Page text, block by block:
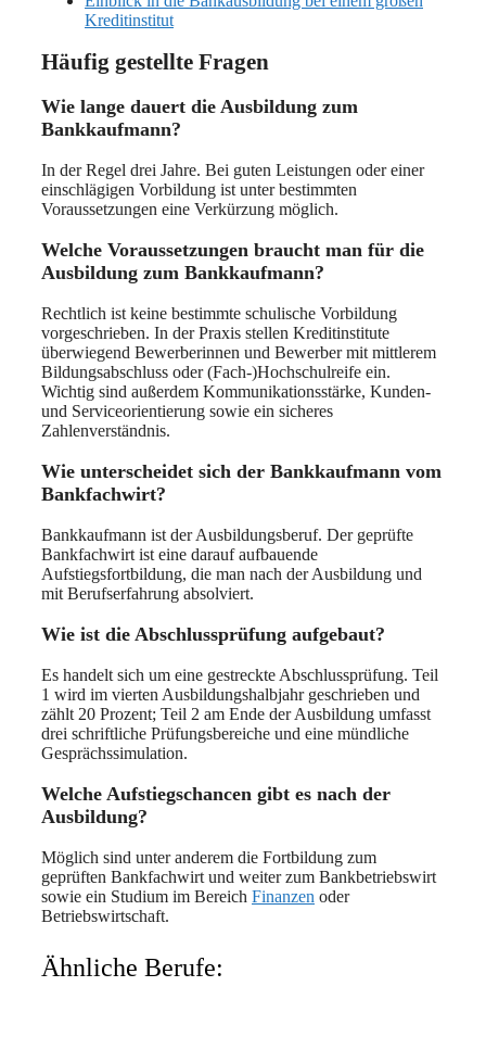
Kreditinstitut
Häufig gestellte Fragen
Wie lange dauert die Ausbildung zum
Bankkaufmann?
In der Regel drei Jahre. Bei guten Leistungen oder einer
einschlägigen Vorbildung ist unter bestimmten
Voraussetzungen eine Verkürzung möglich.
Welche Voraussetzungen braucht man für die
Ausbildung zum Bankkaufmann?
Rechtlich ist keine bestimmte schulische Vorbildung
vorgeschrieben. In der Praxis stellen Kreditinstitute
überwiegend Bewerberinnen und Bewerber mit mittlerem
Bildungsabschluss oder (Fach-)Hochschulreife ein.
Wichtig sind außerdem Kommunikationsstärke, Kunden-
und Serviceorientierung sowie ein sicheres
Zahlenverständnis.
Wie unterscheidet sich der Bankkaufmann vom
Bankfachwirt?
Bankkaufmann ist der Ausbildungsberuf. Der geprüfte
Bankfachwirt ist eine darauf aufbauende
Aufstiegsfortbildung, die man nach der Ausbildung und
mit Berufserfahrung absolviert.
Wie ist die Abschlussprüfung aufgebaut?
Es handelt sich um eine gestreckte Abschlussprüfung. Teil
1 wird im vierten Ausbildungshalbjahr geschrieben und
zählt 20 Prozent; Teil 2 am Ende der Ausbildung umfasst
drei schriftliche Prüfungsbereiche und eine mündliche
Gesprächssimulation.
Welche Aufstiegschancen gibt es nach der
Ausbildung?
Möglich sind unter anderem die Fortbildung zum
geprüften Bankfachwirt und weiter zum Bankbetriebswirt
sowie ein Studium im Bereich Finanzen oder
Betriebswirtschaft.
Ähnliche Berufe: